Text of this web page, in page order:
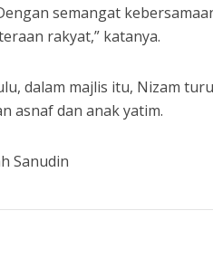
semangat
rakyat,” katanya.
dalam majlis itu, Nizam
asnaf dan anak yatim.
Sanudin